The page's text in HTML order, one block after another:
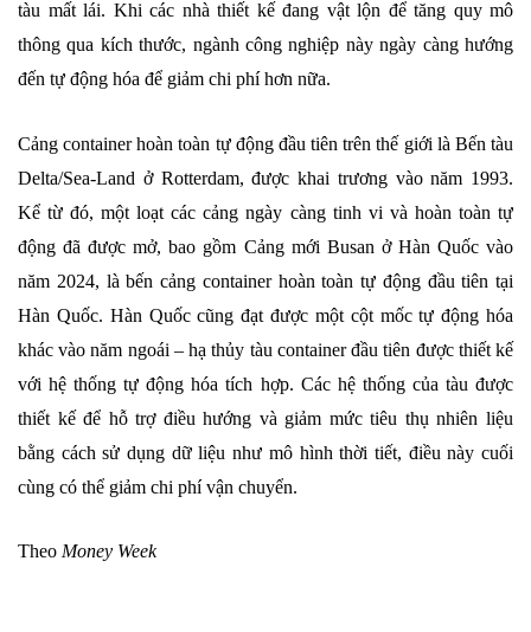
tàu mất lái. Khi các nhà thiết kế đang vật lộn để tăng quy mô
thông qua kích thước, ngành công nghiệp này ngày càng hướng
đến tự động hóa để giảm chi phí hơn nữa.
Cảng container hoàn toàn tự động đầu tiên trên thế giới là Bến tàu
Delta/Sea-Land ở Rotterdam, được khai trương vào năm 1993.
Kể từ đó, một loạt các cảng ngày càng tinh vi và hoàn toàn tự
động đã được mở, bao gồm Cảng mới Busan ở Hàn Quốc vào
năm 2024, là bến cảng container hoàn toàn tự động đầu tiên tại
Hàn Quốc. Hàn Quốc cũng đạt được một cột mốc tự động hóa
khác vào năm ngoái – hạ thủy tàu container đầu tiên được thiết kế
với hệ thống tự động hóa tích hợp. Các hệ thống của tàu được
thiết kế để hỗ trợ điều hướng và giảm mức tiêu thụ nhiên liệu
bằng cách sử dụng dữ liệu như mô hình thời tiết, điều này cuối
cùng có thể giảm chi phí vận chuyển.
Theo Money Week